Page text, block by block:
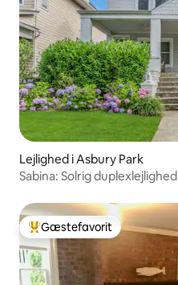
Lejlighed i Asbury Park
Sabina: Solrig duplexlejlighed
Bedste gæstefavorit
Gæstefavorit